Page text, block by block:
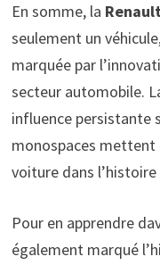
En somme, la
seulement un
marquée par
secteur automobile.
influence persistante
monospaces mettent
voiture dans
Pour en apprendre
également marqué